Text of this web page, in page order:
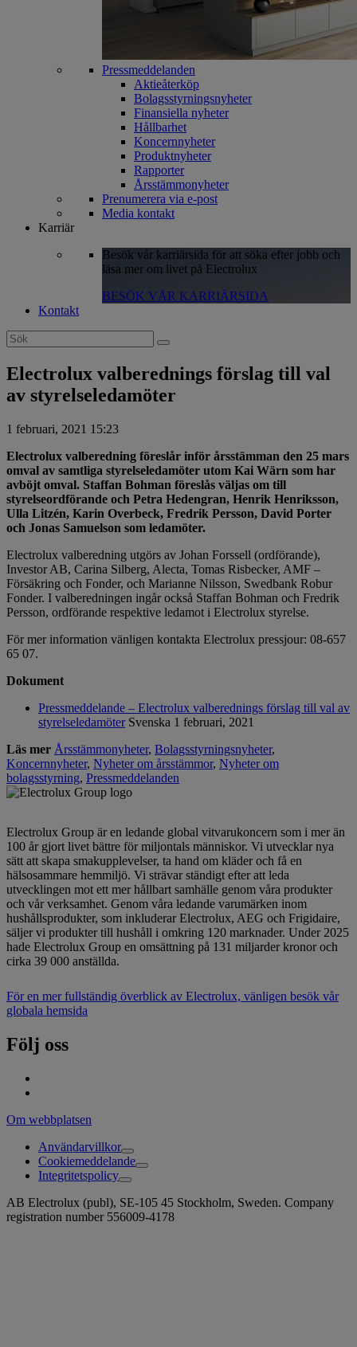
Pressmeddelanden
Aktieåterköp
Bolagsstyrningsnyheter
Finansiella nyheter
Hållbarhet
Koncernnyheter
Produktnyheter
Rapporter
Årsstämmonyheter
Prenumerera via e-post
Media kontakt
Karriär
Besök vår karriärsida för att söka efter jobb och
läsa mer om livet på Electrolux
BESÖK VÅR KARRIÄRSIDA
Kontakt
Search
for:
Electrolux valberednings förslag till val
av styrelseledamöter
1 februari, 2021 15:23
Electrolux valberedning föreslår inför årsstämman den 25 mars
omval av samtliga styrelseledamöter utom Kai Wärn som har
avböjt omval. Staffan Bohman föreslås väljas om till
styrelseordförande och Petra Hedengran, Henrik Henriksson,
Ulla Litzén, Karin Overbeck, Fredrik Persson, David Porter
och Jonas Samuelson som ledamöter.
Electrolux valberedning utgörs av Johan Forssell (ordförande),
Investor AB, Carina Silberg, Alecta, Tomas Risbecker, AMF –
Försäkring och Fonder, och Marianne Nilsson, Swedbank Robur
Fonder. I valberedningen ingår också Staffan Bohman och Fredrik
Persson, ordförande respektive ledamot i Electrolux styrelse.
För mer information vänligen kontakta Electrolux pressjour: 08-657
65 07.
Dokument
Pressmeddelande – Electrolux valberednings förslag till val av
styrelseledamöter Svenska 1 februari, 2021
Läs mer Årsstämmonyheter, Bolagsstyrningsnyheter,
Koncernnyheter, Nyheter om årsstämmor, Nyheter om
bolagsstyrning, Pressmeddelanden
Electrolux Group är en ledande global vitvarukoncern som i mer än
100 år gjort livet bättre för miljontals människor. Vi utvecklar nya
sätt att skapa smakupplevelser, ta hand om kläder och få en
hälsosammare hemmiljö. Vi strävar ständigt efter att leda
utvecklingen mot ett mer hållbart samhälle genom våra produkter
och vår verksamhet. Genom våra ledande varumärken inom
hushållsprodukter, som inkluderar Electrolux, AEG och Frigidaire,
säljer vi produkter till hushåll i omkring 120 marknader. Under 2025
hade Electrolux Group en omsättning på 131 miljarder kronor och
cirka 39 000 anställda.
För en mer fullständig överblick av Electrolux, vänligen besök vår
globala hemsida
Följ oss
Om webbplatsen
Användarvillkor
Cookiemeddelande
Integritetspolicy
AB Electrolux (publ), SE-105 45 Stockholm, Sweden. Company
registration number 556009-4178